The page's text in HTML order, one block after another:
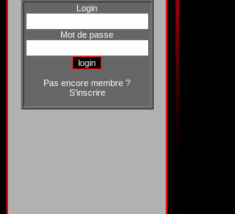
Login
Mot de passe
Pas encore membre ?
S'inscrire